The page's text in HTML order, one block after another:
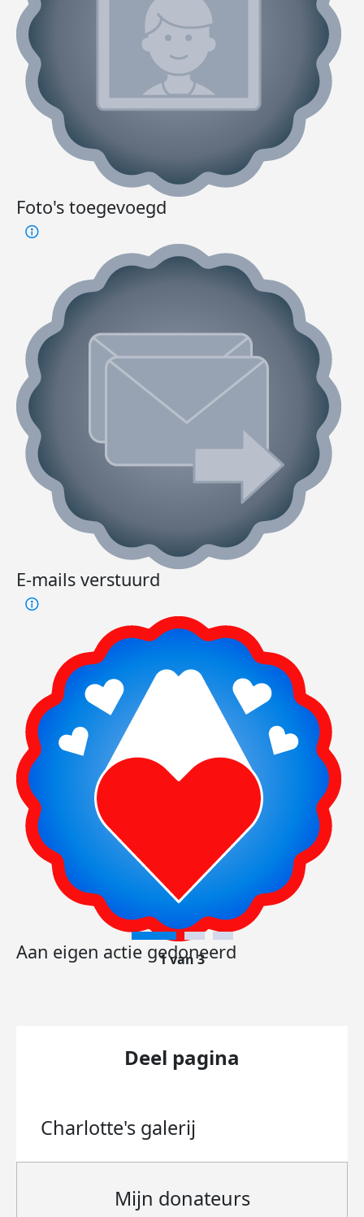
Foto's toegevoegd
E-mails verstuurd
Aan eigen actie gedoneerd
1 van 3
Deel pagina
Charlotte's galerij
Mijn donateurs